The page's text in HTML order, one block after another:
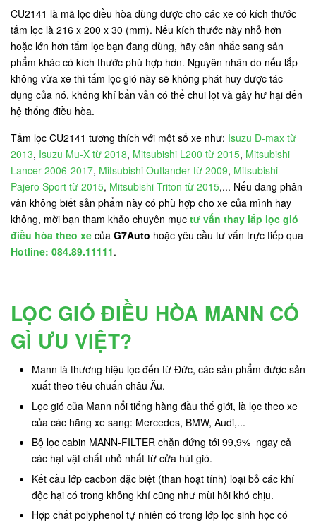
CU2141 là mã lọc điều hòa dùng được cho các xe có kích thước
tấm lọc là 216 x 200 x 30 (mm). Nếu kích thước này nhỏ hơn
hoặc lớn hơn tấm lọc bạn đang dùng, hãy cân nhắc sang sản
phẩm khác có kích thước phù hợp hơn. Nguyên nhân do nếu lắp
không vừa xe thì tấm lọc gió này sẽ không phát huy được tác
dụng của nó, không khí bẩn vẫn có thể chui lọt và gây hư hại đến
hệ thống điều hòa.
Tấm lọc CU2141 tương thích với một số xe như: Isuzu D-max từ
2013, Isuzu Mu-X từ 2018, Mitsubishi L200 từ 2015, Mitsubishi
Lancer 2006-2017, Mitsubishi Outlander từ 2009, Mitsubishi
Pajero Sport từ 2015, Mitsubishi Triton từ 2015,... Nếu đang phân
vân không biết sản phẩm này có phù hợp cho xe của mình hay
không, mời bạn tham khảo chuyên mục tư vấn thay lắp lọc gió
điều hòa theo xe của G7Auto hoặc yêu cầu tư vấn trực tiếp qua
Hotline: 084.89.11111.
LỌC GIÓ ĐIỀU HÒA MANN CÓ
GÌ ƯU VIỆT?
Mann là thương hiệu lọc đến từ Đức, các sản phẩm được sản
xuất theo tiêu chuẩn châu Âu.
Lọc gió của Mann nổi tiếng hàng đầu thế giới, là lọc theo xe
của các hãng xe sang: Mercedes, BMW, Audi,...
Bộ lọc cabin MANN-FILTER chặn đứng tới 99,9% ngay cả
các hạt vật chất nhỏ nhất từ cửa hút gió.
Kết cầu lớp cacbon đặc biệt (than hoạt tính) loại bỏ các khí
độc hại có trong không khí cũng như mùi hôi khó chịu.
Hợp chất polyphenol tự nhiên có trong lớp lọc sinh học có